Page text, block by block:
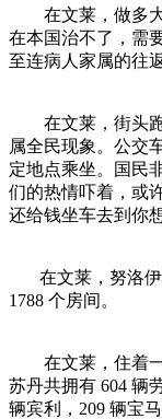
在文莱，做多大
在本国治不了，需
至连病人家属的往
在文莱，街头跑
属全民现象。公交
定地点乘坐。国民
们的热情吓着，或
还给钱坐车去到你
在文莱，努洛伊
1788 个房间。
在文莱，住着一
苏丹共拥有 604 辆
辆宾利，209 辆宝